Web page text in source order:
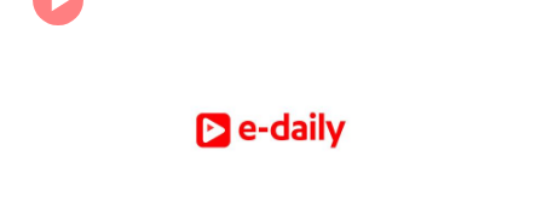
Ταξίδια